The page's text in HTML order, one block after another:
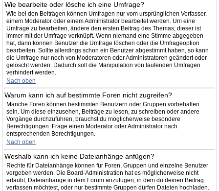
Wie bearbeite oder lösche ich eine Umfrage?
Wie bei den Beiträgen können Umfragen nur vom ursprünglichen Verfasser,
einem Moderator oder einem Administrator bearbeitet werden. Um eine
Umfrage zu bearbeiten, ändere den ersten Beitrag des Themas; dieser ist
immer mit der Umfrage verknüpft. Wenn niemand eine Stimme abgegeben
hat, dann können Benutzer die Umfrage löschen oder die Umfrageoption
bearbeiten. Sollte allerdings schon ein Benutzer abgestimmt haben, so kann
die Umfrage nur noch von Moderatoren oder Administratoren geändert oder
gelöscht werden. Dadurch soll die Manipulation von laufenden Umfragen
verhindert werden.
Nach oben
Warum kann ich auf bestimmte Foren nicht zugreifen?
Manche Foren können bestimmten Benutzern oder Gruppen vorbehalten
sein. Um diese einzusehen, Beiträge zu lesen, zu schreiben oder andere
Vorgänge durchzuführen, brauchst du möglicherweise besondere
Berechtigungen. Frage einen Moderator oder Administrator nach
entsprechenden Berechtigungen.
Nach oben
Weshalb kann ich keine Dateianhänge anfügen?
Rechte für Dateianhänge können für Foren, Gruppen und einzelne Benutzer
vergeben werden. Die Board-Administration hat es möglicherweise nicht
erlaubt, Dateianhänge in dem Forum anzufügen, in dem du deinen Beitrag
verfassen möchtest, oder nur bestimmte Gruppen dürfen Dateien hochladen.